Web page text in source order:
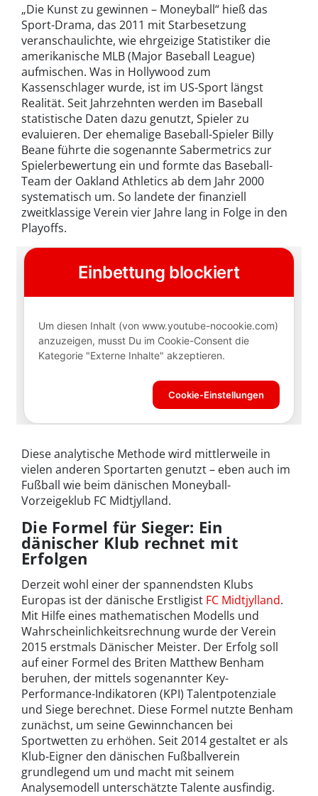
„Die Kunst zu gewinnen – Moneyball“ hieß das
Sport-Drama, das 2011 mit Starbesetzung
veranschaulichte, wie ehrgeizige Statistiker die
amerikanische MLB (Major Baseball League)
aufmischen. Was in Hollywood zum
Kassenschlager wurde, ist im US-Sport längst
Realität. Seit Jahrzehnten werden im Baseball
statistische Daten dazu genutzt, Spieler zu
evaluieren. Der ehemalige Baseball-Spieler Billy
Beane führte die sogenannte Sabermetrics zur
Spielerbewertung ein und formte das Baseball-
Team der Oakland Athletics ab dem Jahr 2000
systematisch um. So landete der finanziell
zweitklassige Verein vier Jahre lang in Folge in den
Playoffs.
Diese analytische Methode wird mittlerweile in
vielen anderen Sportarten genutzt – eben auch im
Fußball wie beim dänischen Moneyball-
Vorzeigeklub FC Midtjylland.
Die Formel für Sieger: Ein
dänischer Klub rechnet mit
Erfolgen
Derzeit wohl einer der spannendsten Klubs
Europas ist der dänische Erstligist FC Midtjylland.
Mit Hilfe eines mathematischen Modells und
Wahrscheinlichkeitsrechnung wurde der Verein
2015 erstmals Dänischer Meister. Der Erfolg soll
auf einer Formel des Briten Matthew Benham
beruhen, der mittels sogenannter Key-
Performance-Indikatoren (KPI) Talentpotenziale
und Siege berechnet. Diese Formel nutzte Benham
zunächst, um seine Gewinnchancen bei
Sportwetten zu erhöhen. Seit 2014 gestaltet er als
Klub-Eigner den dänischen Fußballverein
grundlegend um und macht mit seinem
Analysemodell unterschätzte Talente ausfindig.